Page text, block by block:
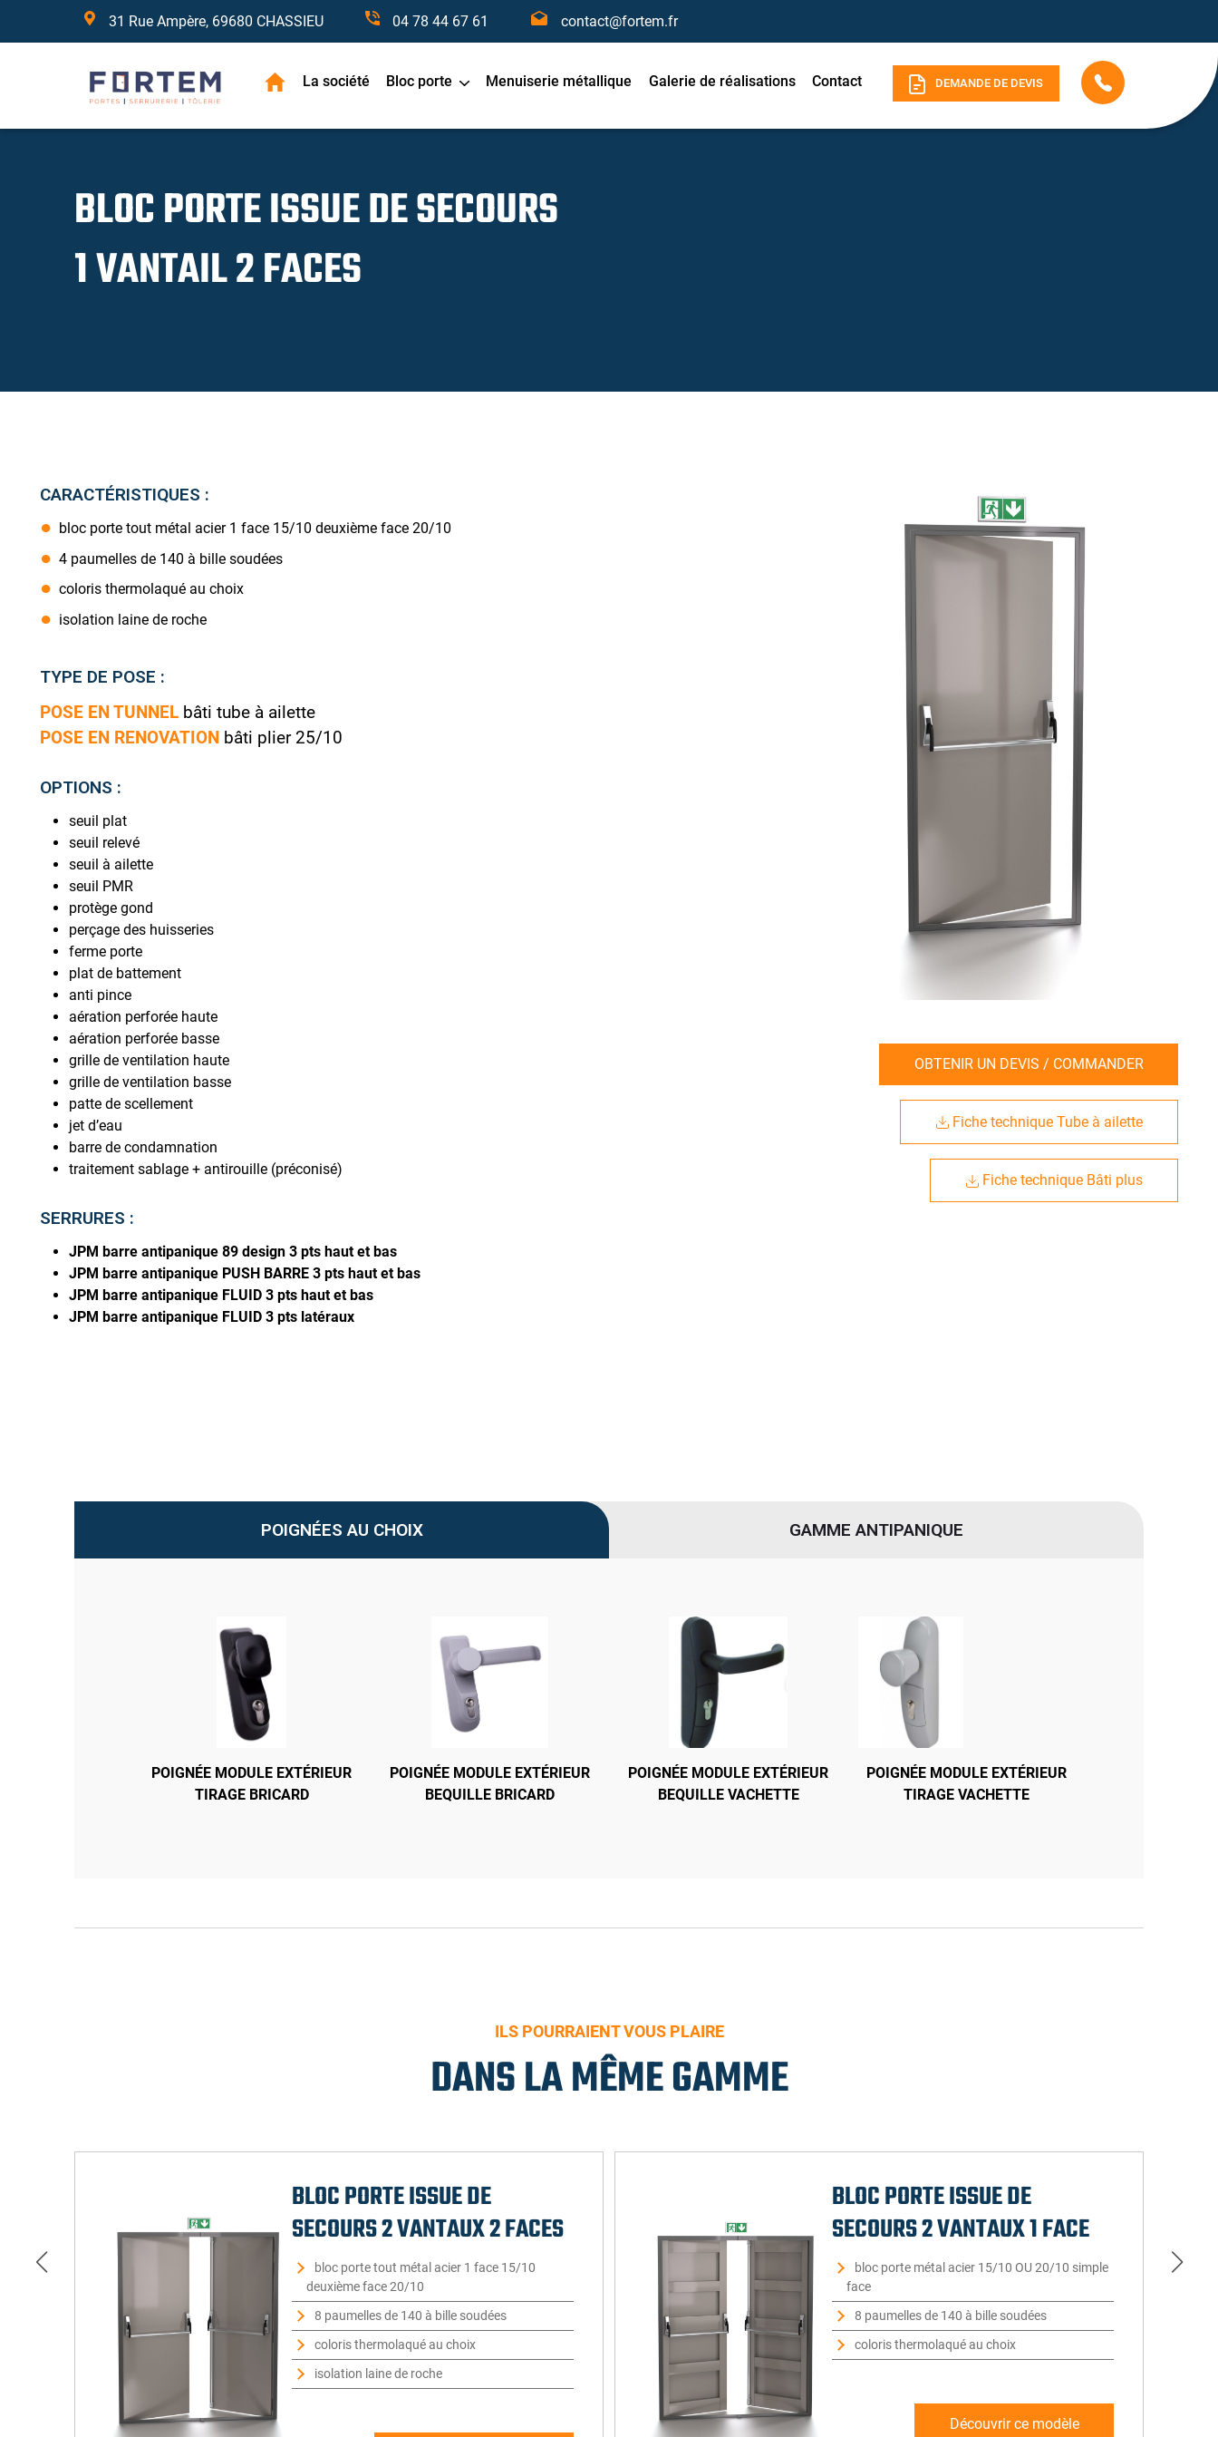
31 Rue Ampère, 69680 CHASSIEU 04 78 44 67 61 contact@fortem.fr
La société Bloc porte Menuiserie métallique Galerie de réalisations Contact DEMANDE DE DEVIS
BLOC PORTE ISSUE DE SECOURS
1 VANTAIL 2 FACES
CARACTÉRISTIQUES :
bloc porte tout métal acier 1 face 15/10 deuxième face 20/10
4 paumelles de 140 à bille soudées
coloris thermolaqué au choix
isolation laine de roche
TYPE DE POSE :
POSE EN TUNNEL bâti tube à ailette
POSE EN RENOVATION bâti plier 25/10
OPTIONS :
seuil plat
seuil relevé
seuil à ailette
seuil PMR
protège gond
perçage des huisseries
ferme porte
plat de battement
anti pince
aération perforée haute
aération perforée basse
grille de ventilation haute
grille de ventilation basse
patte de scellement
jet d’eau
barre de condamnation
traitement sablage + antirouille (préconisé)
SERRURES :
JPM barre antipanique 89 design 3 pts haut et bas
JPM barre antipanique PUSH BARRE 3 pts haut et bas
JPM barre antipanique FLUID 3 pts haut et bas
JPM barre antipanique FLUID 3 pts latéraux
OBTENIR UN DEVIS / COMMANDER
Fiche technique Tube à ailette
Fiche technique Bâti plus
POIGNÉES AU CHOIX
POIGNÉE MODULE EXTÉRIEUR
TIRAGE BRICARD
POIGNÉE MODULE EXTÉRIEUR
BEQUILLE BRICARD
POIGNÉE MODULE EXTÉRIEUR
BEQUILLE VACHETTE
POIGNÉE MODULE EXTÉRIEUR
TIRAGE VACHETTE
GAMME ANTIPANIQUE
BARRE ANTIPANIQUE L900
BRICARD
TOUCH BAR BRICARD
BARRE ANTIPANIQUE 89
DESIGN
BARRE ANTIPANIQUE FLUID
JPM
ILS POURRAIENT VOUS PLAIRE
DANS LA MÊME GAMME
BLOC PORTE ISSUE DE
SECOURS 2 VANTAUX 2 FACES
bloc porte tout métal acier 1 face 15/10
deuxième face 20/10
8 paumelles de 140 à bille soudées
coloris thermolaqué au choix
isolation laine de roche
BLOC PORTE ISSUE DE
SECOURS 2 VANTAUX 1 FACE
bloc porte métal acier 15/10 OU 20/10 simple
face
8 paumelles de 140 à bille soudées
coloris thermolaqué au choix
Découvrir ce modèle